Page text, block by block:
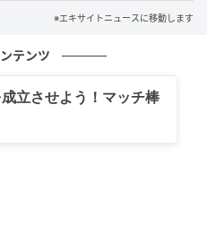
※エキサイトニュースに移動します
テンツ
立させよう！マッチ棒